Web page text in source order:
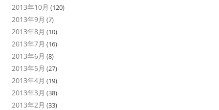
2013年10月 (120)
2013年9月 (7)
2013年8月 (10)
2013年7月 (16)
2013年6月 (8)
2013年5月 (27)
2013年4月 (19)
2013年3月 (38)
2013年2月 (33)